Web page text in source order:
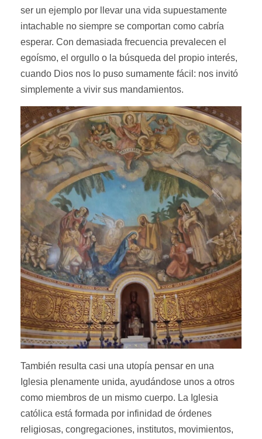
ser un ejemplo por llevar una vida supuestamente
intachable no siempre se comportan como cabría
esperar. Con demasiada frecuencia prevalecen el
egoísmo, el orgullo o la búsqueda del propio interés,
cuando Dios nos lo puso sumamente fácil: nos invitó
simplemente a vivir sus mandamientos.
También resulta casi una utopía pensar en una
Iglesia plenamente unida, ayudándose unos a otros
como miembros de un mismo cuerpo. La Iglesia
católica está formada por infinidad de órdenes
religiosas, congregaciones, institutos, movimientos,